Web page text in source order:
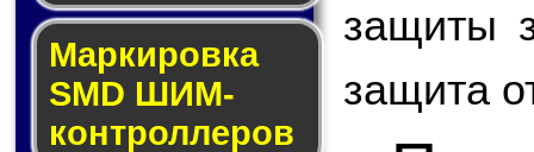
Маркировка
SMD ШИМ-
кон­трол­ле­ров
защиты
защита